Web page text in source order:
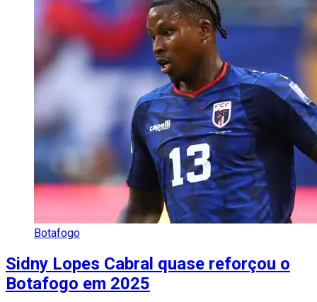
Botafogo
Sidny Lopes Cabral quase reforçou o
Botafogo em 2025